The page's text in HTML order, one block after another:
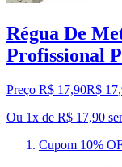
Régua De
Profissional
Preço R$ 17,90R$ 17,
Ou 1x de R$ 17,90
Cupom 10%